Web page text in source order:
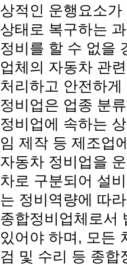
상적인 운행요소
상태로 복구하는
정비를 할 수 없을
업체의 자동차 관
처리하고 안전하
정비업은 업종 분
정비업에 속하는
임 제작 등 제조업
자동차 정비업을
차로 구분되어 설
는 정비역량에 따
종합정비업체로서
있어야 하며, 모든
검 및 수리 등 종합